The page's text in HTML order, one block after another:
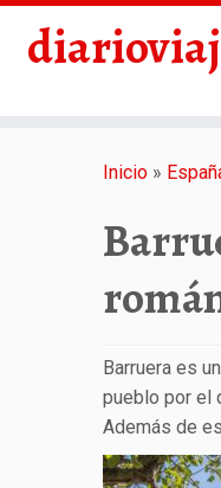
Inicio »
Barruera es
pueblo por el
Además de